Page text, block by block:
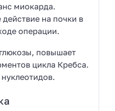
миокарда.
на почки в
операции.
повышает
цикла Кребса.